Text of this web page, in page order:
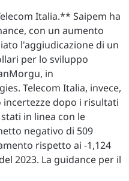
Italia.** Saipem ha
con un aumento
l'aggiudicazione di un
per lo sviluppo
in
Telecom Italia, invece,
incertezze dopo i risultati
in linea con le
negativo di 509
rispetto ai -1,124
2023. La guidance per il